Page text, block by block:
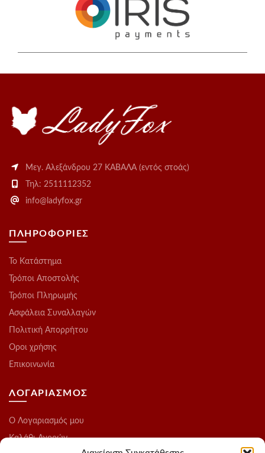
Μεγ. Αλεξάνδρου 27 ΚΑΒΑΛΑ (εντός στοάς)
Τηλ: 2511112352
info@ladyfox.gr
ΠΛΗΡΟΦΟΡΙΕΣ
Το Kατάστημα
Τρόποι Αποστολής
Τρόποι Πληρωμής
Ασφάλεια Συναλλαγών
Πολιτική Απορρήτου
Οροι χρήσης
Επικοινωνία
ΛΟΓΑΡΙΑΣΜΟΣ
O Λογαριασμός μου
Καλάθι Αγορών